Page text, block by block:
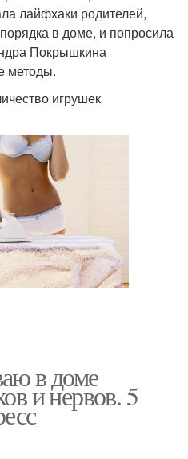
лайфхаки родителей,
в доме, и попросила
Покрышкина
методы.
игрушек
в доме
и нервов. 5